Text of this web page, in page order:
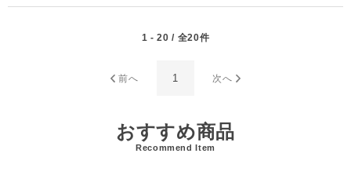
1 - 20 / 全20件
前へ 1 次へ
おすすめ商品
Recommend Item